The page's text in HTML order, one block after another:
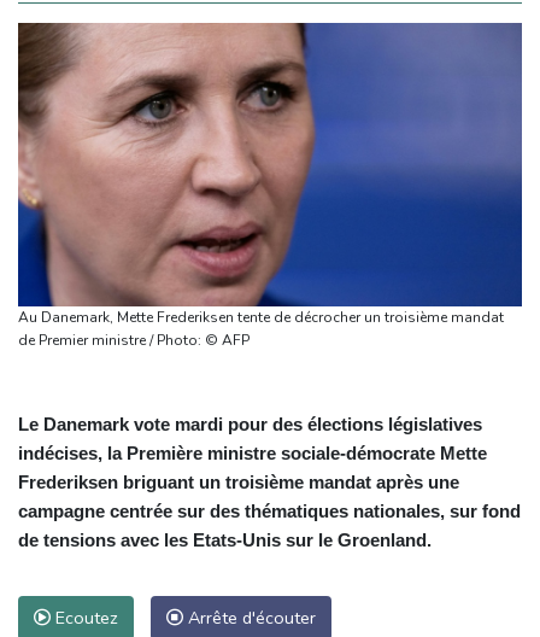
Au Danemark, Mette Frederiksen tente de décrocher un troisième mandat
de Premier ministre / Photo: © AFP
Le Danemark vote mardi pour des élections législatives
indécises, la Première ministre sociale-démocrate Mette
Frederiksen briguant un troisième mandat après une
campagne centrée sur des thématiques nationales, sur fond
de tensions avec les Etats-Unis sur le Groenland.
Ecoutez Arrête d'écouter